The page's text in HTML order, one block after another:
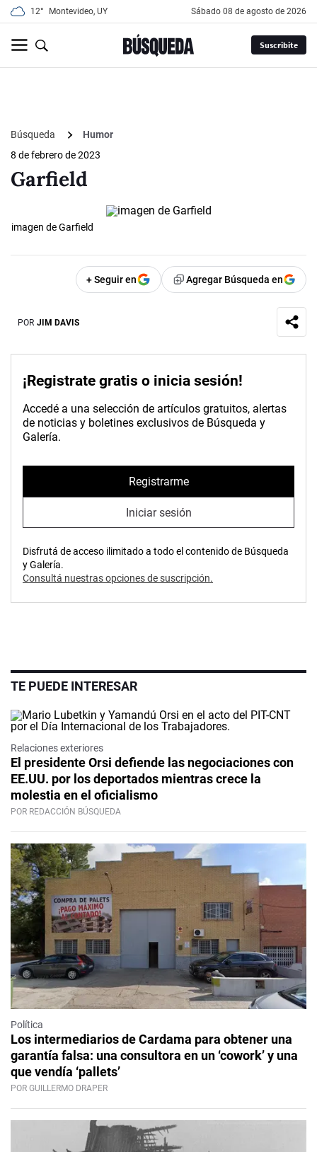
12° Montevideo, UY sábado 08 de agosto de 2026
Suscribite
Búsqueda
Humor
8 de febrero de 2023
Garfield
imagen de Garfield
+ Seguir en Agregar Búsqueda en
POR JIM DAVIS
¡Registrate gratis o inicia sesión!
Accedé a una selección de artículos gratuitos, alertas
de noticias y boletines exclusivos de Búsqueda y
Galería.
Registrarme
Iniciar sesión
Disfrutá de acceso ilimitado a todo el contenido de Búsqueda
y Galería.
Consultá nuestras opciones de suscripción.
TE PUEDE INTERESAR
Relaciones exteriores
El presidente Orsi defiende las negociaciones con
EE.UU. por los deportados mientras crece la
molestia en el oficialismo
POR REDACCIÓN BÚSQUEDA
Política
Los intermediarios de Cardama para obtener una
garantía falsa: una consultora en un ‘cowork’ y una
que vendía ‘pallets’
POR GUILLERMO DRAPER